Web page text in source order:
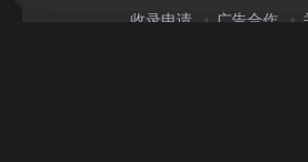
收录申请 广告合作